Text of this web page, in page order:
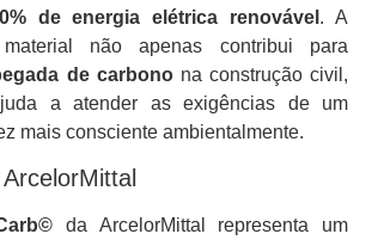
de energia elétrica renovável . A
não apenas contribui para
de carbonona construção civil,
a atender as exigências de um
mais consciente ambientalmente.
da ArcelorMittal representa um